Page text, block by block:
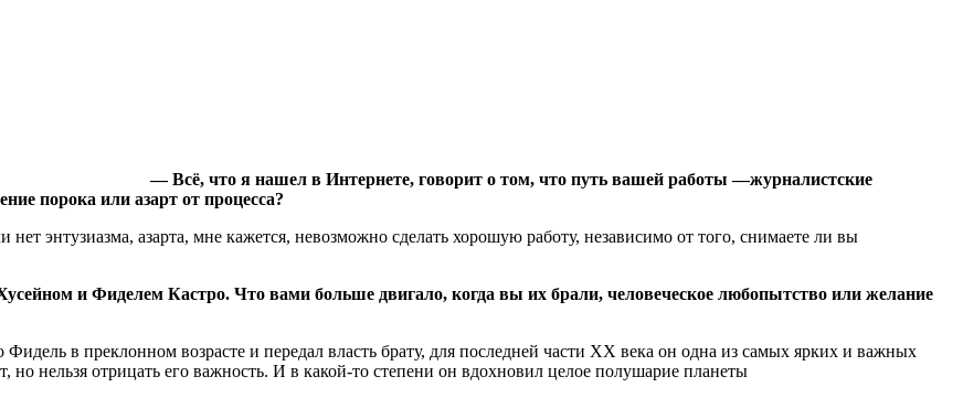
— Всё, что я нашел в Интернете, говорит о том, что путь вашей работы —журналистские
порока или азарт от процесса?
энтузиазма, азарта, мне кажется, невозможно сделать хорошую работу, независимо от того, снимаете ли вы
и Фиделем Кастро. Что вами больше двигало, когда вы их брали, человеческое любопытство или желание
в преклонном возрасте и передал власть брату, для последней части XX века он одна из самых ярких и важных
нельзя отрицать его важность. И в какой-то степени он вдохновил целое полушарие планеты